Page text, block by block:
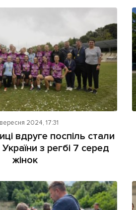
2024, 17:31
вдруге поспіль стали
з регбі 7 серед
жінок